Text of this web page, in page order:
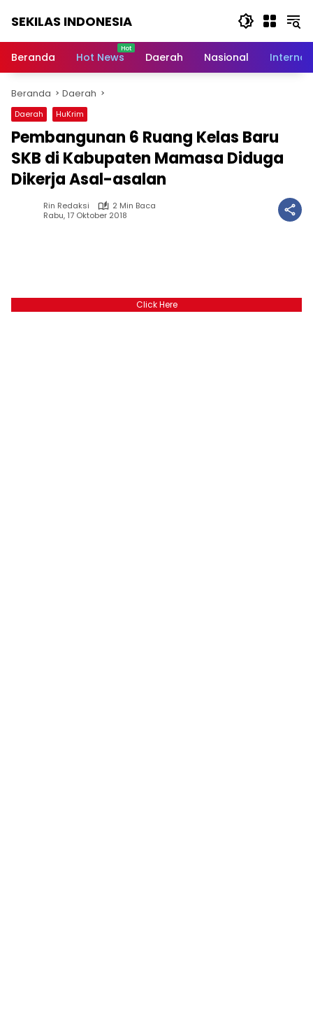
SEKILAS INDONESIA
Terkini,
Latest
World,
Headlines,
News
Today
Beranda Hot News Daerah Nasional
Beranda Daerah
Daerah HuKrim
Pembangunan 6 Ruang Kelas Baru
SKB di Kabupaten Mamasa Diduga
Dikerja Asal-asalan
Rin Redaksi
2 Min Baca
Rabu, 17 Oktober 2018
Click Here